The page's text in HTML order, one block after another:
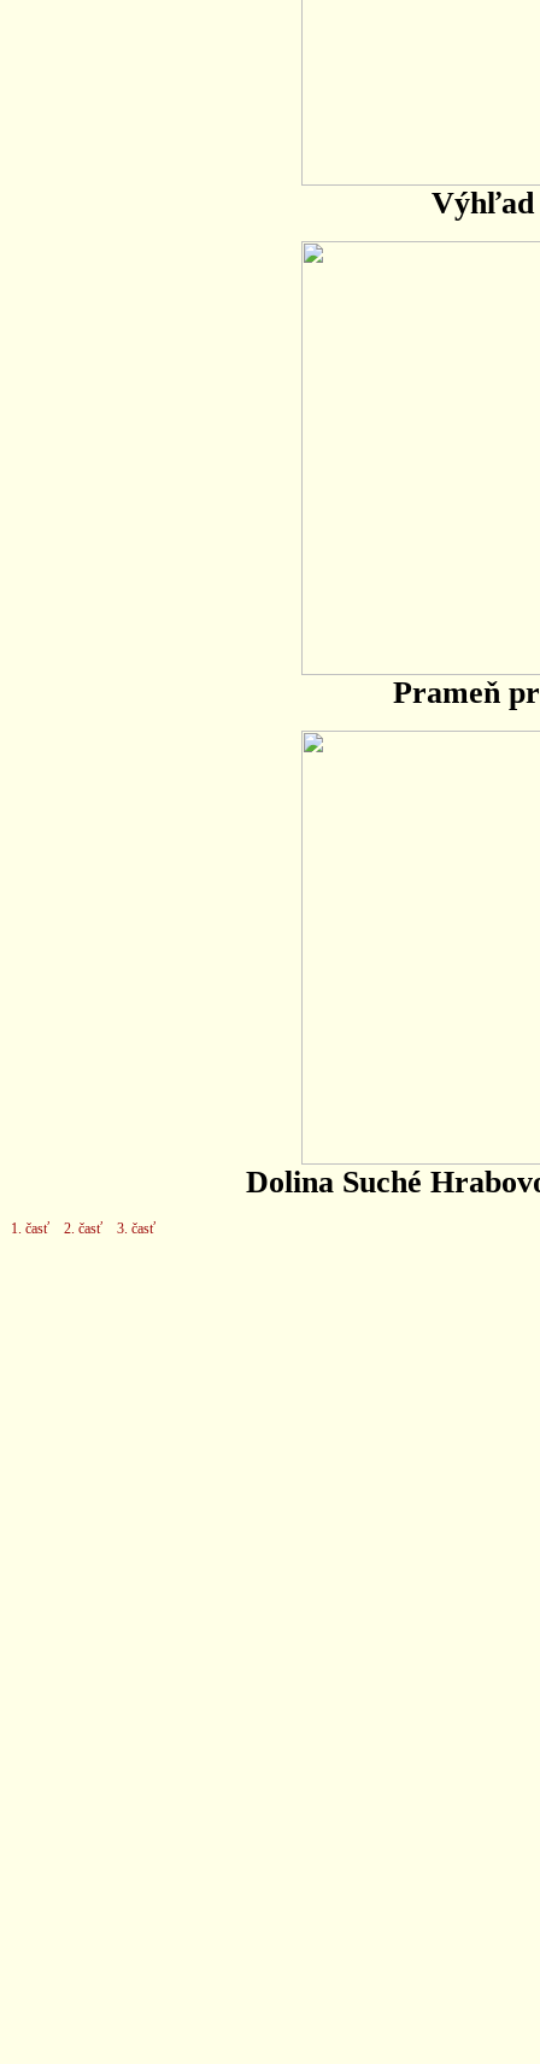
Výhľad
Prameň
Dolina Suché
1. časť 2. časť 3. časť